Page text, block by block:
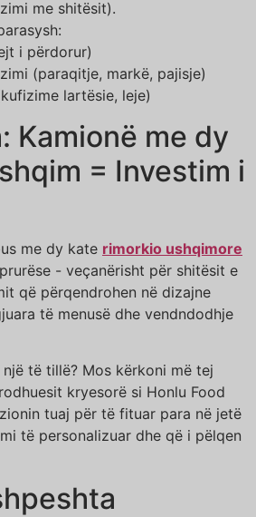
me shitësit).
i përdorur)
(paraqitje, markë, pajisje)
lartësie, leje)
Kamionë me dy
= Investim i
me dy kate rimorkio ushqimore
- veçanërisht për shitësit e
që përqendrohen në dizajne
të menusë dhe vendndodhje
të tillë? Mos kërkoni më tej
kryesorë si Honlu Food
tuaj për të fituar para në jetë
të personalizuar dhe që i pëlqen